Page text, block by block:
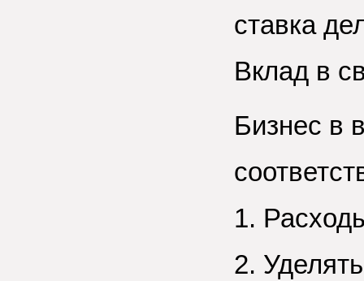
ставка
Вклад в
Бизнес в
1.
2.